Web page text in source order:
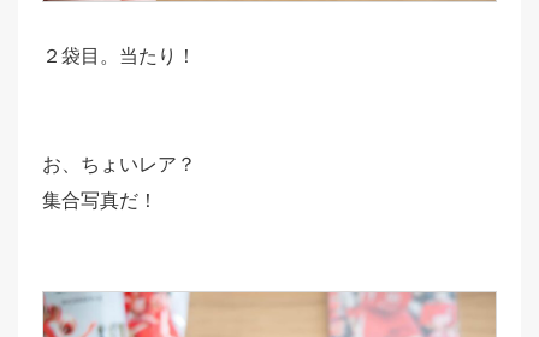
２袋目。当たり！
お、ちょいレア？
集合写真だ！